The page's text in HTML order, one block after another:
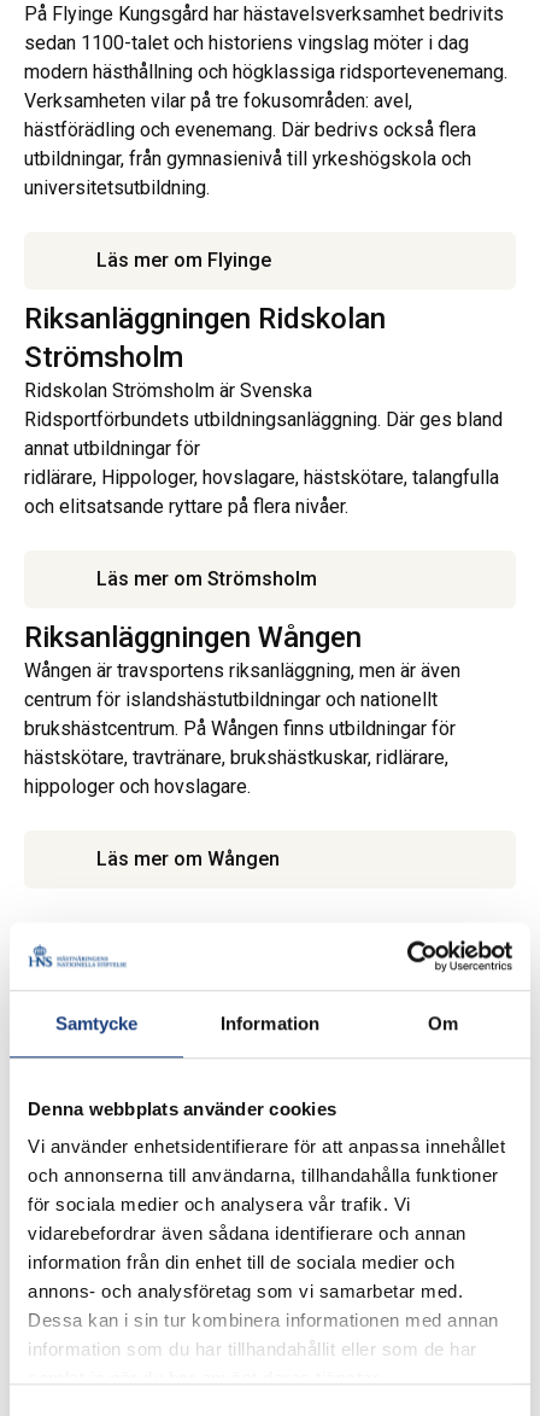
Samtycke Information Om
Denna webbplats använder cookies
Vi använder enhetsidentifierare för att anpassa innehållet
och annonserna till användarna, tillhandahålla funktioner
för sociala medier och analysera vår trafik. Vi
vidarebefordrar även sådana identifierare och annan
information från din enhet till de sociala medier och
annons- och analysföretag som vi samarbetar med.
Dessa kan i sin tur kombinera informationen med annan
information som du har tillhandahållit eller som de har
På Flyinge Kungsgård har hästavelsverksamhet bedrivits
sedan 1100-talet och historiens vingslag möter i dag
modern hästhållning och högklassiga ridsportevenemang.
Verksamheten vilar på tre fokusområden: avel,
hästförädling och evenemang. Där bedrivs också flera
utbildningar, från gymnasienivå till yrkeshögskola och
universitetsutbildning.
Läs mer om Flyinge
Riksanläggningen Ridskolan
Strömsholm
Ridskolan Strömsholm är Svenska
Ridsportförbundets utbildningsanläggning. Där ges bland
annat utbildningar för
ridlärare, Hippologer, hovslagare, hästskötare, talangfulla
och elitsatsande ryttare på flera nivåer.
Läs mer om Strömsholm
Riksanläggningen Wången
Wången är travsportens riksanläggning, men är även
centrum för islandshästutbildningar och nationellt
brukshästcentrum. På Wången finns utbildningar för
hästskötare, travtränare, brukshästkuskar, ridlärare,
hippologer och hovslagare.
Läs mer om Wången
Kontaktpersoner
Karolina Lagerlund
Vd
072-718 28 75
Skicka e-post